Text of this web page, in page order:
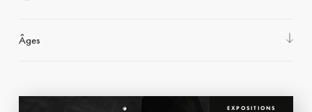
Âges
EXPOSITIONS